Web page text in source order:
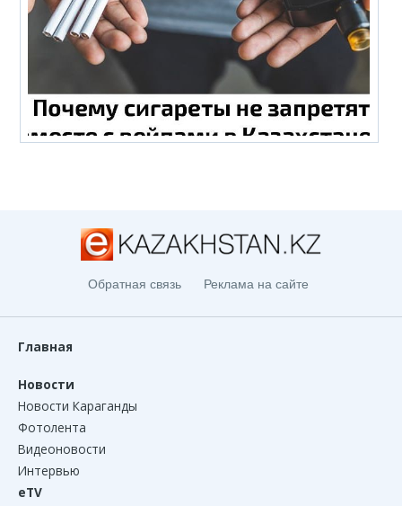
Обратная связь Реклама на сайте
Главная
Новости
Новости Караганды
Фотолента
Видеоновости
Интервью
eTV